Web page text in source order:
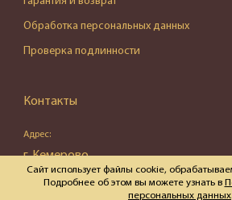
Обработка персональных данных
Проверка подлинности
Контакты
Адрес:
г. Кемерово,
ул. Весенняя, д. 16, пом. 87
Сайт использует файлы cookie,
Подробнее об этом вы можете узнать в
персональных данных